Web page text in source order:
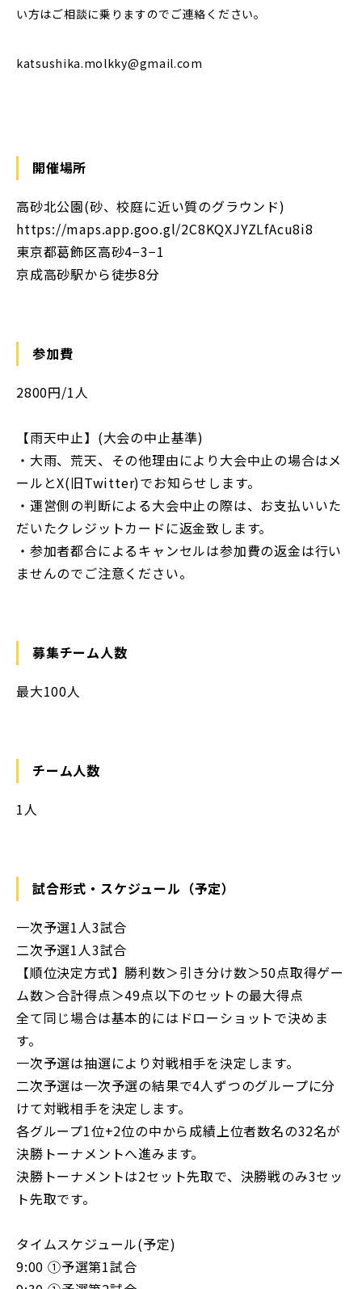
い方はご相談に乗りますのでご連絡ください。
katsushika.molkky@gmail.com
開催場所
高砂北公園(砂、校庭に近い質のグラウンド)
https://maps.app.goo.gl/2C8KQXJYZLfAcu8i8
東京都葛飾区高砂4−3−1
京成高砂駅から徒歩8分
参加費
2800円/1人
【雨天中止】(大会の中止基準)
・大雨、荒天、その他理由により大会中⽌の場合はメ
ールとX(旧Twitter)でお知らせします。
・運営側の判断による大会中止の際は、お支払いいた
だいたクレジットカードに返金致します。
・参加者都合によるキャンセルは参加費の返⾦は⾏い
ませんのでご注意ください。
募集チーム人数
最大100人
チーム人数
1人
試合形式・スケジュール（予定）
一次予選1人3試合
二次予選1人3試合
【順位決定方式】勝利数＞引き分け数＞50点取得ゲー
ム数＞合計得点＞49点以下のセットの最大得点
全て同じ場合は基本的にはドローショットで決めま
す。
一次予選は抽選により対戦相手を決定します。
二次予選は一次予選の結果で4人ずつのグループに分
けて対戦相手を決定します。
各グループ1位+2位の中から成績上位者数名の32名が
決勝トーナメントへ進みます。
決勝トーナメントは2セット先取で、決勝戦のみ3セッ
ト先取です。
タイムスケジュール(予定)
9:00 ①予選第1試合